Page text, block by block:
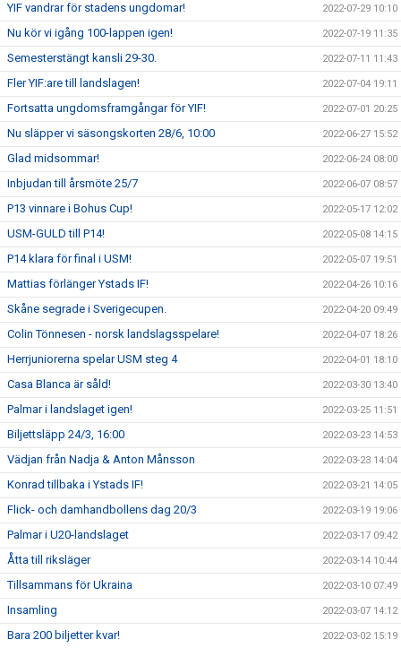
YIF vandrar för stadens ungdomar! 2022-07-29 10:10
Nu kör vi igång 100-lappen igen! 2022-07-19 11:35
Semesterstängt kansli 29-30. 2022-07-11 11:43
Fler YIF:are till landslagen! 2022-07-04 19:11
Fortsatta ungdomsframgångar för YIF! 2022-07-01 20:25
Nu släpper vi säsongskorten 28/6, 10:00 2022-06-27 15:52
Glad midsommar! 2022-06-24 08:00
Inbjudan till årsmöte 25/7 2022-06-07 08:57
P13 vinnare i Bohus Cup! 2022-05-17 12:02
USM-GULD till P14! 2022-05-08 14:15
P14 klara för final i USM! 2022-05-07 19:51
Mattias förlänger Ystads IF! 2022-04-26 10:16
Skåne segrade i Sverigecupen. 2022-04-20 09:49
Colin Tönnesen - norsk landslagsspelare! 2022-04-07 18:26
Herrjuniorerna spelar USM steg 4 2022-04-01 18:10
Casa Blanca är såld! 2022-03-30 13:40
Palmar i landslaget igen! 2022-03-25 11:51
Biljettsläpp 24/3, 16:00 2022-03-23 14:53
Vädjan från Nadja & Anton Månsson 2022-03-23 14:04
Konrad tillbaka i Ystads IF! 2022-03-21 14:05
Flick- och damhandbollens dag 20/3 2022-03-19 19:06
Palmar i U20-landslaget 2022-03-17 09:42
Åtta till riksläger 2022-03-14 10:44
Tillsammans för Ukraina 2022-03-10 07:49
Insamling 2022-03-07 14:12
Bara 200 biljetter kvar! 2022-03-02 15:19